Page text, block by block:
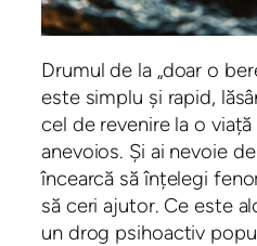
Drumul de la „doar o
este simplu și rapid,
cel de revenire la o
anevoios. Și ai nevoie
încearcă să înțelegi
să ceri ajutor. Ce este
un drog psihoactiv